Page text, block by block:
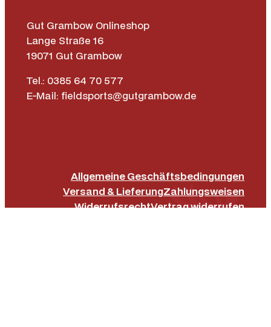
Gut Grambow Onlineshop
Lange Straße 16
19071 Gut Grambow
Tel.: 0385 64 70 577
E-Mail: fieldsports@gutgrambow.de
Allgemeine Geschäftsbedingungen
Versand & LieferungZahlungsweisen
WiderrufsrechtVertrag widerrufen